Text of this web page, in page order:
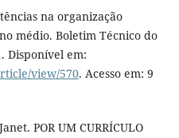
na organização
médio. Boletim Técnico do
Disponível em:
view/570. Acesso em: 9
POR UM CURRÍCULO